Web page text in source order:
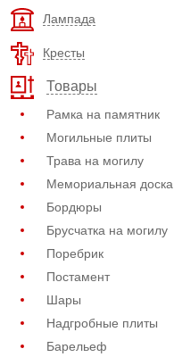
Лампада
Кресты
Товары
Рамка на памятник
Могильные плиты
Трава на могилу
Мемориальная доска
Бордюры
Брусчатка на могилу
Поребрик
Постамент
Шары
Надгробные плиты
Барельеф